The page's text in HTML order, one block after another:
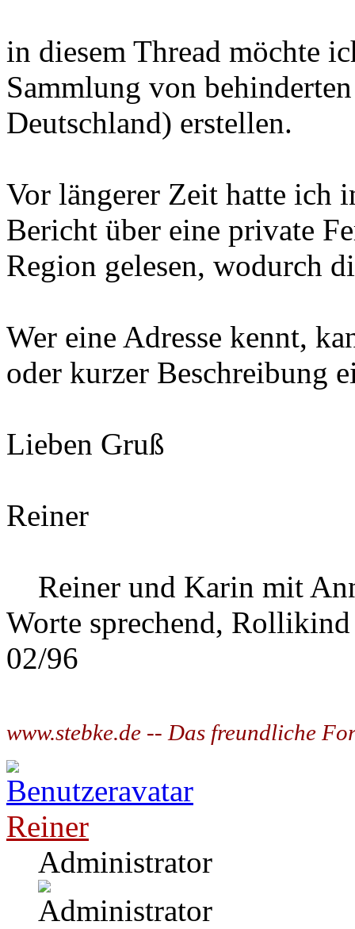
in diesem Thread möchte
Sammlung von
Deutschland) erstellen.
Vor längerer Zeit hatte ich
Bericht über eine private
Region gelesen, wodurch
Wer eine Adresse kennt,
oder kurzer Beschreibung
Lieben Gruß
Reiner
Reiner und Karin mit
Worte sprechend,
02/96
www.stebke.de -- Das freundliche
Reiner
Administrator